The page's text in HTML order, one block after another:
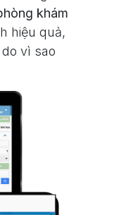
khám
hiệu quả,
vì sao